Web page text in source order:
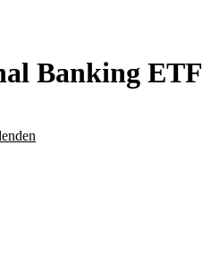
Banking ETF